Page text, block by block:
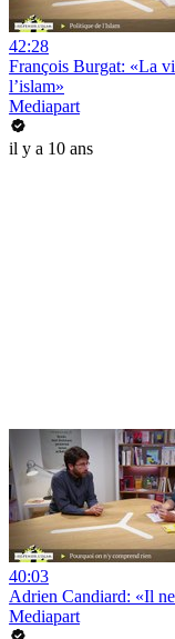
42:28
François Burgat: «La
l’islam»
Mediapart
il y a 10 ans
40:03
Adrien Candiard: «Il
Mediapart